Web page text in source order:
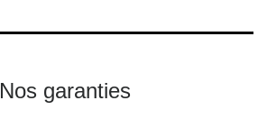
Nos garanties